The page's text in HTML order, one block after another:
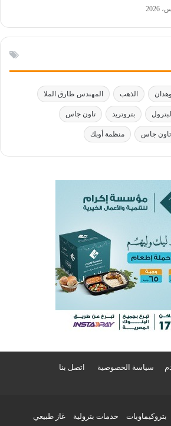
الذهب المهندس طارق الملا
بتروتريد تاون جاس
جاس منظمة أوبك
سياسة الخصوصية اتصل بنا
بتروكيماويات خدمات بترولية غاز طبيعي